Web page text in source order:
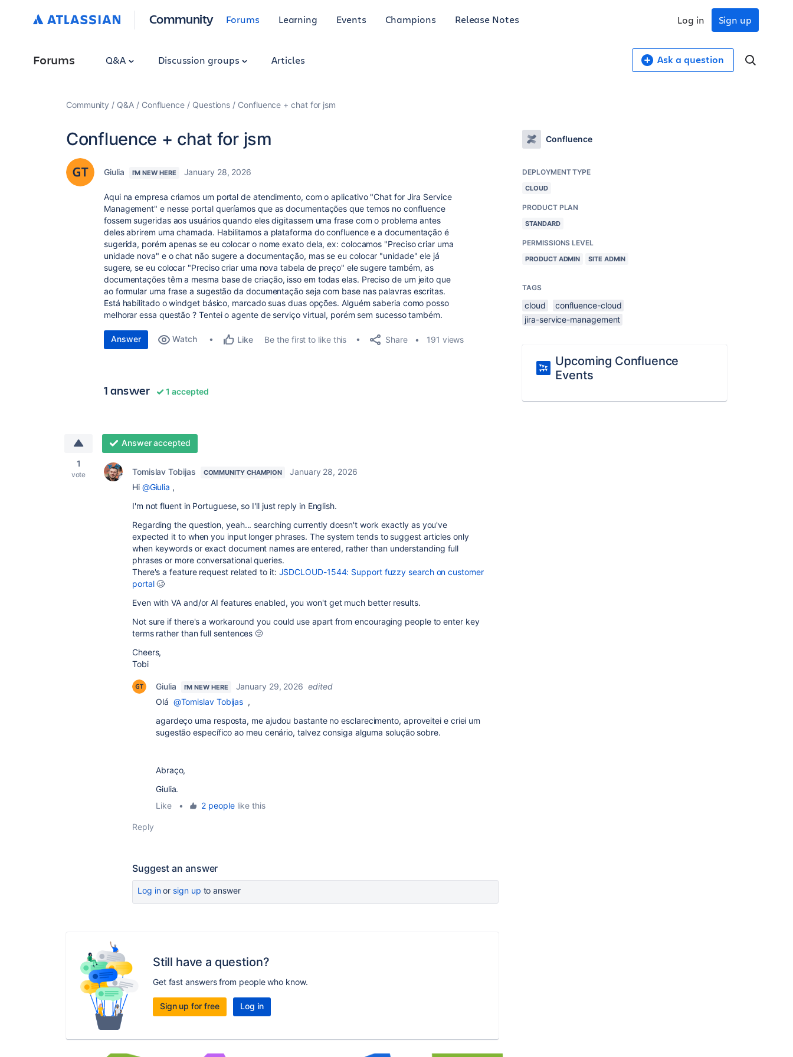
Community Forums Learning Events Champions Release Notes Sign up
Log in
Forums Q&A Discussion groups Articles Ask a question
Community Q&A Confluence Questions Confluence + chat for jsm
Confluence + chat for jsm
Giulia I'M NEW HERE January 28, 2026
Aqui na empresa criamos um portal de atendimento, com o aplicativo "Chat for Jira Service
Management" e nesse portal queríamos que as documentações que temos no confluence
fossem sugeridas aos usuários quando eles digitassem uma frase com o problema antes
deles abrirem uma chamada. Habilitamos a plataforma do confluence e a documentação é
sugerida, porém apenas se eu colocar o nome exato dela, ex: colocamos "Preciso criar uma
unidade nova" e o chat não sugere a documentação, mas se eu colocar "unidade" ele já
sugere, se eu colocar "Preciso criar uma nova tabela de preço" ele sugere também, as
documentações têm a mesma base de criação, isso em todas elas. Preciso de um jeito que
ao formular uma frase a sugestão da documentação seja com base nas palavras escritas.
Está habilitado o windget básico, marcado suas duas opções. Alguém saberia como posso
melhorar essa questão ? Tentei o agente de serviço virtual, porém sem sucesso também.
Answer Watch Like Be the first to like this Share 191 views
1 answer 1 accepted
1
vote
Answer accepted
Tomislav Tobijas COMMUNITY CHAMPION
January 28, 2026
Hi @Giulia ,
I'm not fluent in Portuguese, so I'll just reply in English.
Regarding the question, yeah... searching currently doesn't work exactly as you've
expected it to when you input longer phrases. The system tends to suggest articles only
when keywords or exact document names are entered, rather than understanding full
phrases or more conversational queries.
There's a feature request related to it: JSDCLOUD-1544: Support fuzzy search on customer
portal🥴
Even with VA and/or AI features enabled, you won't get much better results.
Not sure if there's a workaround you could use apart from encouraging people to enter key
terms rather than full sentences 🫤
Cheers,
Tobi
Giulia I'M NEW HERE January 29, 2026 edited
Olá @Tomislav Tobijas ,
agardeço uma resposta, me ajudou bastante no esclarecimento, aproveitei e criei um
sugestão específico ao meu cenário, talvez consiga alguma solução sobre.
Abraço,
Giulia.
Like
• 2 peoplelike this
Reply
Suggest an answer
Log inor sign up to answer
Still have a question?
Get fast answers from people who know.
Sign up for free Log in
Confluence
DEPLOYMENT TYPE
CLOUD
PRODUCT PLAN
STANDARD
PERMISSIONS LEVEL
PRODUCT ADMIN SITE ADMIN
TAGS
cloud
confluence-cloud
jira-service-management
Upcoming Confluence
Events